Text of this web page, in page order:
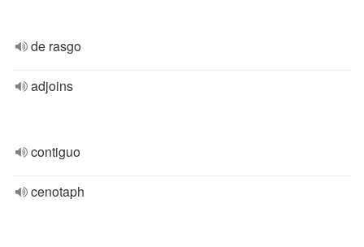
de rasgo
adjoins
contiguo
cenotaph